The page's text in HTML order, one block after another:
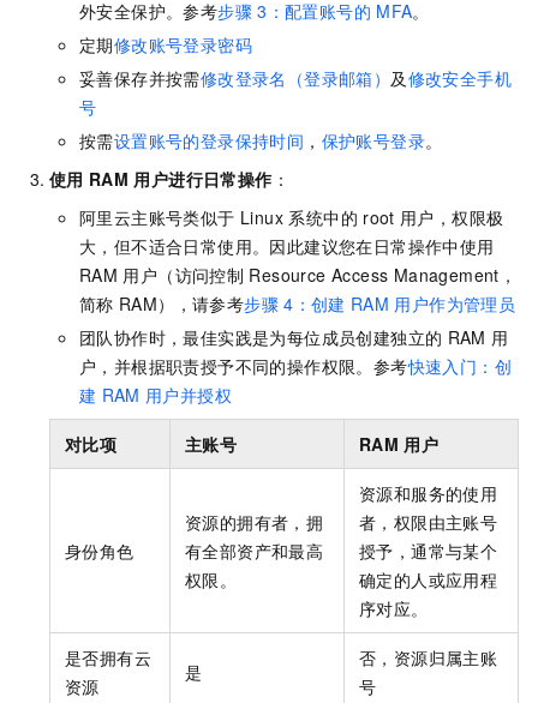
外安全保护。参考步骤 3：配置账号的 MFA。
定期修改账号登录密码
妥善保存并按需修改登录名（登录邮箱） 及修改安全手机
号
按需设置账号的登录保持时间 ， 保护账号登录。
使用 RAM 用户进行日常操作 ：
阿里云主账号类似于 Linux 系统中的 root 用户，权限极
大，但不适合日常使用。因此建议您在日常操作中使用
RAM 用户（访问控制 Resource Access Management，
简称 RAM），请参考步骤 4：创建 RAM 用户作为管理员
团队协作时，最佳实践是为每位成员创建独立的 RAM 用
户，并根据职责授予不同的操作权限。参考快速入门：创
建 RAM 用户并授权
对比项 主账号 RAM 用户
身份角色
资源的拥有者，拥
有全部资产和最高
权限。
资源和服务的使用
者，权限由主账号
授予，通常与某个
确定的人或应用程
序对应。
是否拥有云
资源
是
否，资源归属主账
号